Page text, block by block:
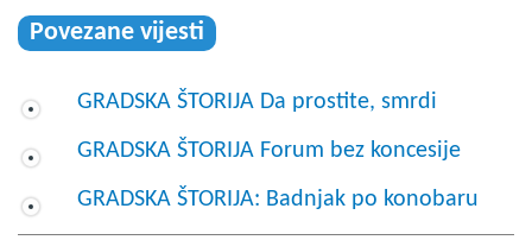
Povezane vijesti
GRADSKA ŠTORIJA Da prostite, smrdi
GRADSKA ŠTORIJA Forum bez koncesije
GRADSKA ŠTORIJA: Badnjak po konobaru